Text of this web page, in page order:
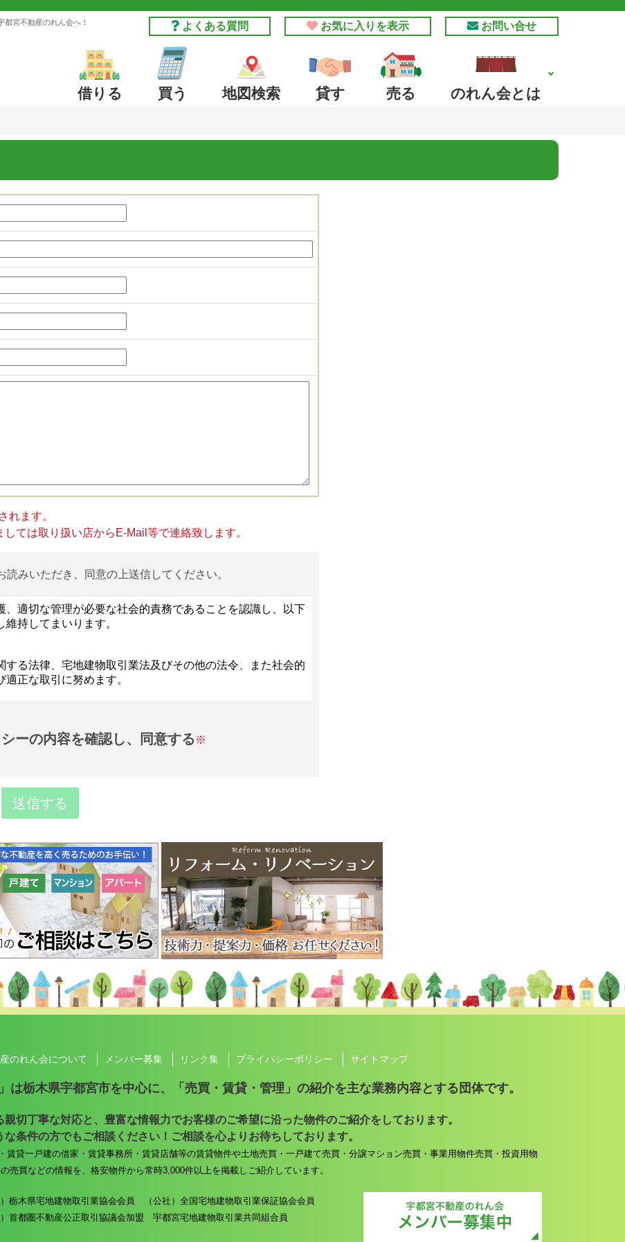
宮不動産のれん会へ！
借りる 買う 地図検索 貸す 売る のれん会とは
よくある質問 お気に入りを表示 お問い合せ
れます。
ては取り扱い店からE-Mail等で連絡致します。
みいただき、同意の上送信してください。
ーの内容を確認し、同意する ※
のれん会について メンバー募集 リンク集 プライバシーポリシー サイトマップ
は栃木県宇都宮市を中心に、 「売買・賃貸・管理」の紹介を主な業務内容とする団体です。
切丁寧な対応と、豊富な情報力でお客様のご希望に沿った物件のご紹介をしております。
な条件の方でもご相談ください！ご相談を心よりお待ちしております。
貸一戸建の借家・賃貸事務所・賃貸店舗等の賃貸物件や土地売買・一戸建て売買・分譲マション売買・事業用物件売買・投資用物
売買などの情報を、格安物件から常時3,000件以上を掲載しご紹介しています。
）栃木県宅地建物取引業協会会員
（公社）全国宅地建物取引業保証協会会員
）首都圏不動産公正取引協議会加盟 宇都宮宅地建物取引業共同組合員